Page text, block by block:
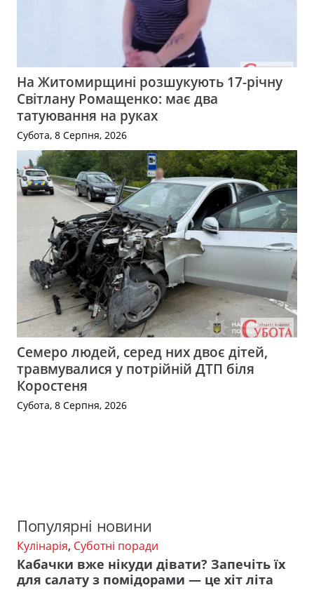
На Житомирщині розшукують 17-річну
Світлану Ромащенко: має два
татуювання на руках
Субота, 8 Серпня, 2026
Семеро людей, серед них двоє дітей,
травмувалися у потрійній ДТП біля
Коростеня
Субота, 8 Серпня, 2026
Популярні новини
Кулінарія, Суботні поради
Кабачки вже нікуди дівати? Запечіть їх
для салату з помідорами — це хіт літа